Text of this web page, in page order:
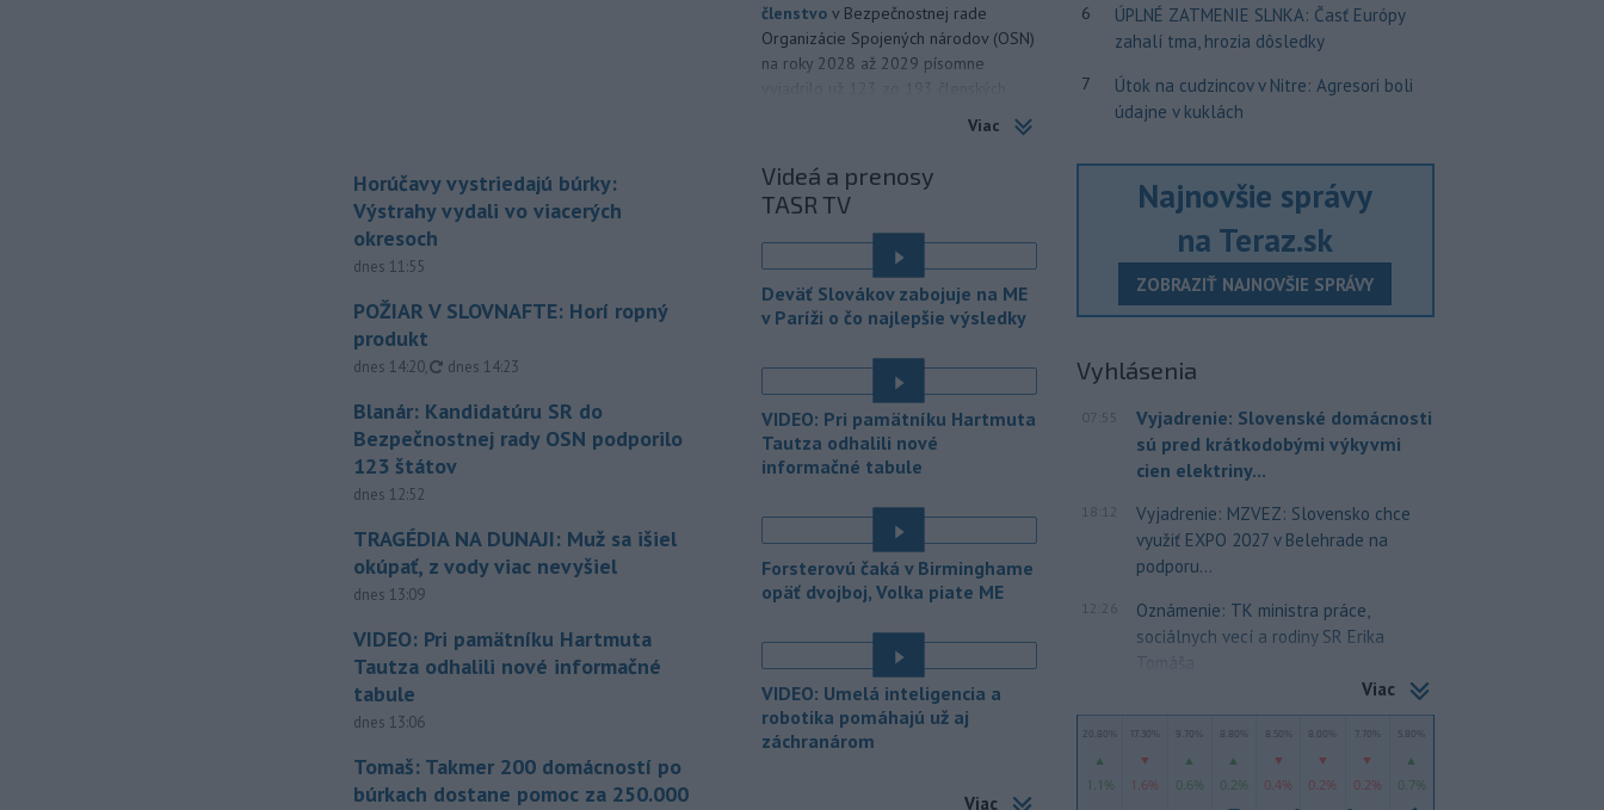
Horúčavy vystriedajú búrky:
Výstrahy vydali vo viacerých
okresoch
dnes 11:55
POŽIAR V SLOVNAFTE: Horí ropný
produkt
dnes 14:20, aktualizované
dnes 14:23
Blanár: Kandidatúru SR do
Bezpečnostnej rady OSN podporilo
123 štátov
dnes 12:52
TRAGÉDIA NA DUNAJI: Muž sa išiel
okúpať, z vody viac nevyšiel
dnes 13:09
VIDEO: Pri pamätníku Hartmuta
Tautza odhalili nové informačné
tabule
dnes 13:06
Tomaš: Takmer 200 domácností po
búrkach dostane pomoc za 250.000
členstvo v Bezpečnostnej rade
Organizácie Spojených národov (OSN)
na roky 2028 až 2029 písomne
nenávisť alebo pre príslušnosť k
inému národu treba odsúdiť v zárodku.
Na sociálnej sieti to v reakcii na útok
cudzincov v Nitre uviedol prezident
SR Peter Pellegrini.
12:26 - Maďarské Národné
rozhodnúť o novom
generálnom prokurátorovi, ak
parlament schváli skrátenie jeho
šesťmesačnej výpovednej lehoty.
vyvolali v hornatých oblastiach
západnéhoRakúska povodne a
zosuvy pôdy.
hydrometeorologický ústav (SHMÚ)
varuje v piatok
pred búrkami vo
viacerých okresoch stredného a
východného Slovenska. Vydal preto
výstrahu prvého stupňa.
Viac
Videá a prenosy
TASR TV
Deväť Slovákov zabojuje na ME
v Paríži o čo najlepšie výsledky
VIDEO: Pri pamätníku Hartmuta
Tautza odhalili nové
informačné tabule
Forsterovú čaká v Birminghame
opäť dvojboj, Volka piate ME
VIDEO: Umelá inteligencia a
robotika pomáhajú už aj
záchranárom
Viac
6
ÚPLNÉ ZATMENIE SLNKA: Časť Európy
zahalí tma, hrozia dôsledky
7
Útok na cudzincov v Nitre: Agresori boli
údajne v kuklách
Najnovšie správy
na Teraz.sk
ZOBRAZIŤ NAJNOVŠIE SPRÁVY
Vyhlásenia
07:55
Vyjadrenie: Slovenské domácnosti
sú pred krátkodobými výkyvmi
cien elektriny...
18:12
Vyjadrenie: MZVEZ: Slovensko chce
využiť EXPO 2027 v Belehrade na
podporu...
12:26
Oznámenie: TK ministra práce,
sociálnych vecí a rodiny SR Erika
Tomáša
Viac